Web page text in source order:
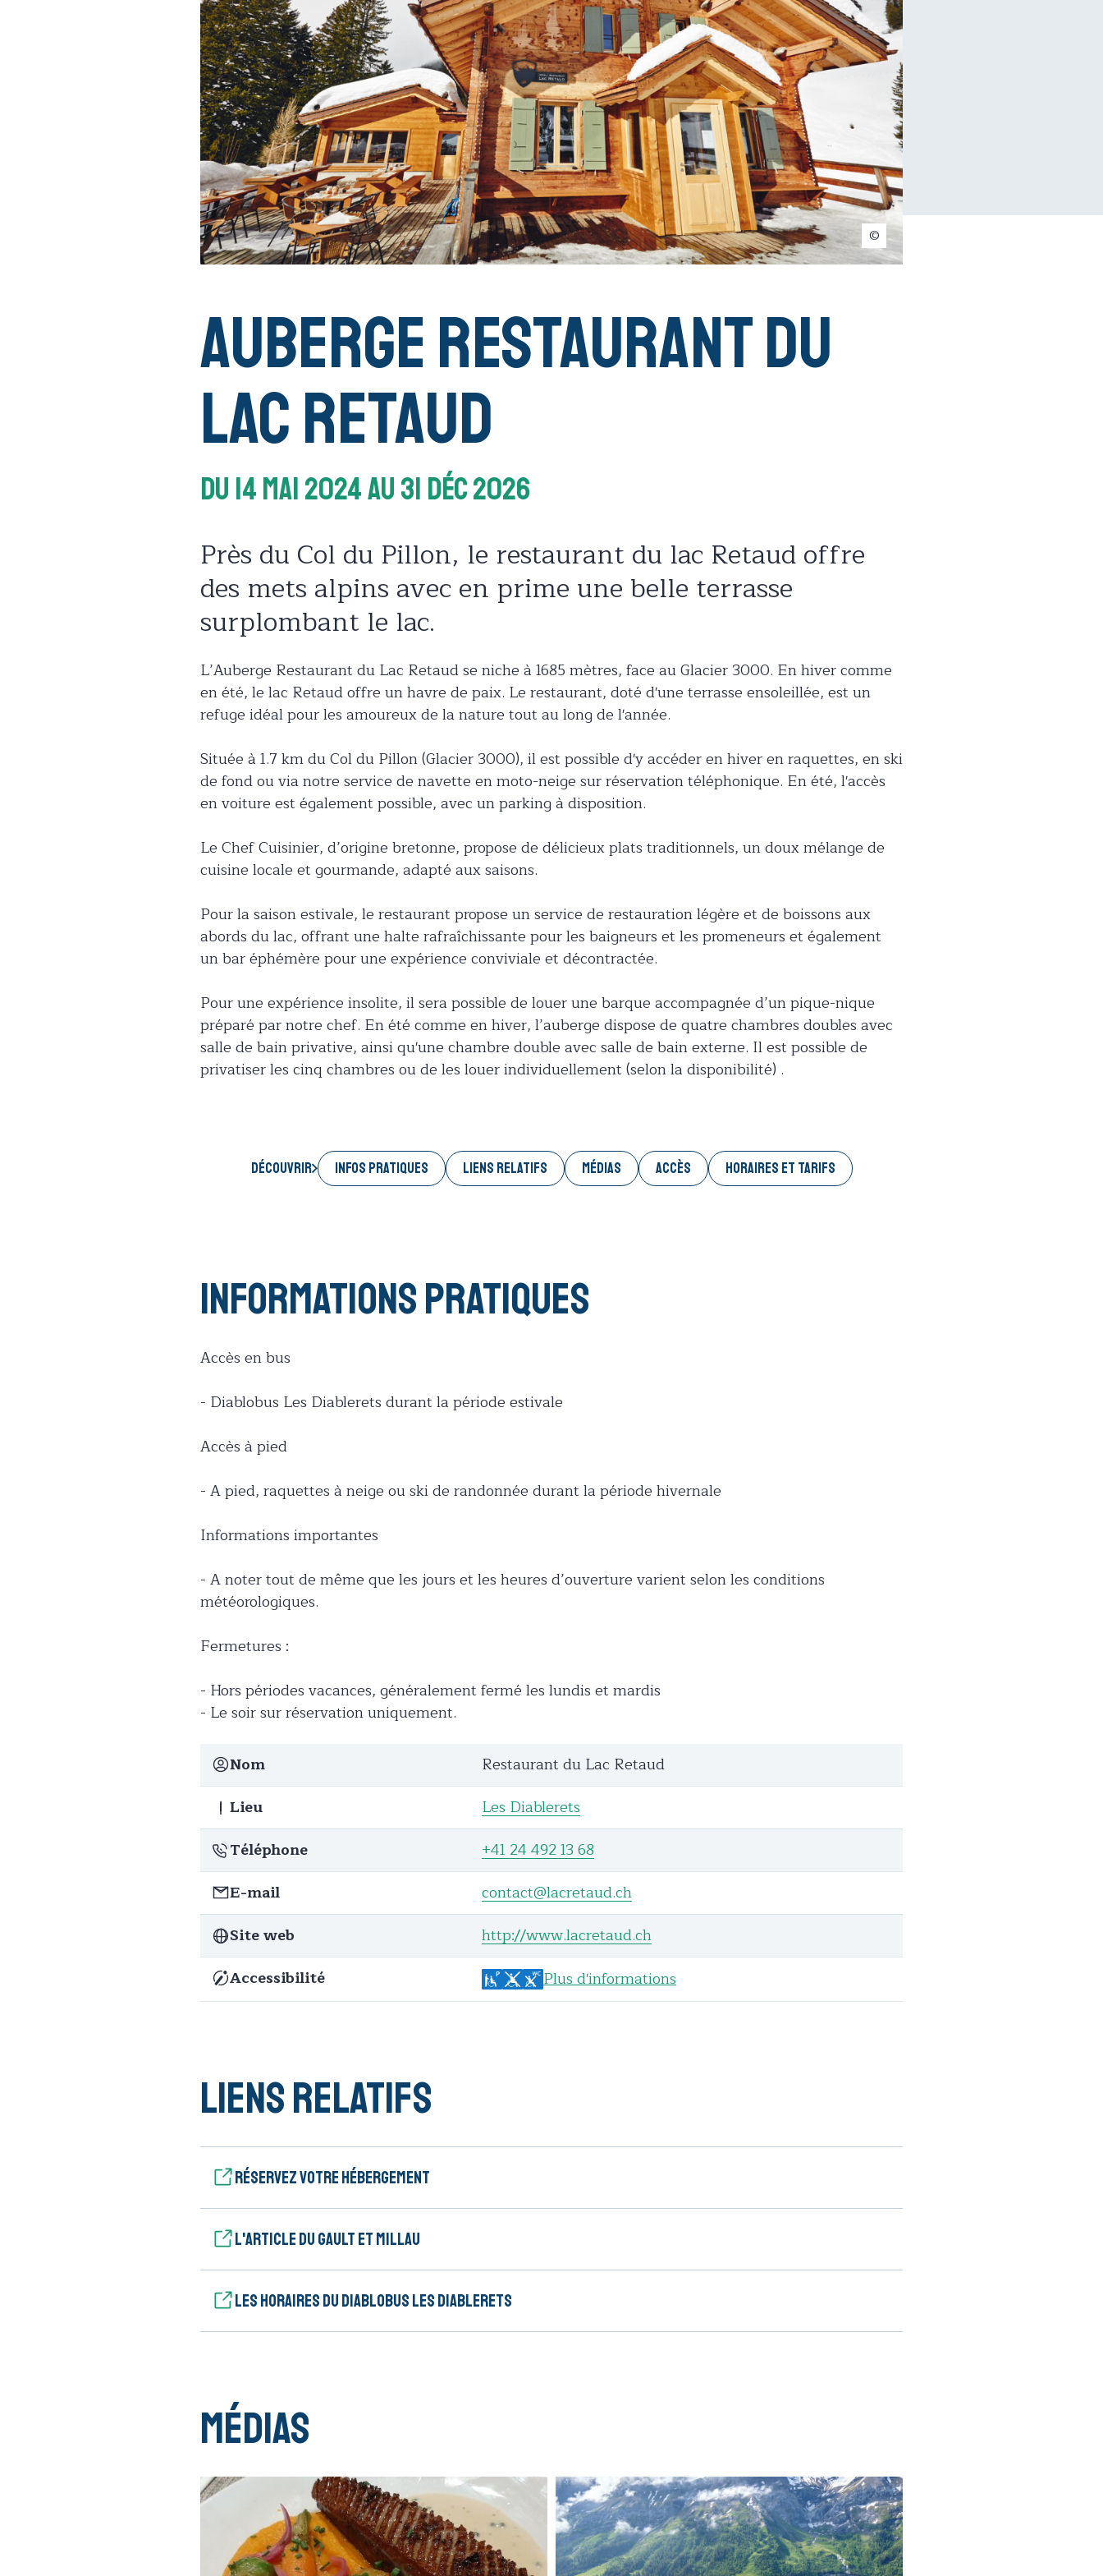
©MaxCoquard / Bestjobers
Auberge Restaurant du
Lac Retaud
Du 14 Mai 2024Au 31 Déc 2026
Près du Col du Pillon, le restaurant du lac Retaud offre
des mets alpins avec en prime une belle terrasse
surplombant le lac.
L’Auberge Restaurant du Lac Retaud se niche à 1685 mètres, face au Glacier 3000. En hiver comme
en été, le lac Retaud offre un havre de paix. Le restaurant, doté d'une terrasse ensoleillée, est un
refuge idéal pour les amoureux de la nature tout au long de l'année.
Située à 1.7 km du Col du Pillon (Glacier 3000), il est possible d'y accéder en hiver en raquettes, en ski
de fond ou via notre service de navette en moto-neige sur réservation téléphonique. En été, l'accès
en voiture est également possible, avec un parking à disposition.
Le Chef Cuisinier, d’origine bretonne, propose de délicieux plats traditionnels, un doux mélange de
cuisine locale et gourmande, adapté aux saisons.
Pour la saison estivale, le restaurant propose un service de restauration légère et de boissons aux
abords du lac, offrant une halte rafraîchissante pour les baigneurs et les promeneurs et également
un bar éphémère pour une expérience conviviale et décontractée.
Pour une expérience insolite, il sera possible de louer une barque accompagnée d’un pique-nique
préparé par notre chef. En été comme en hiver, l’auberge dispose de quatre chambres doubles avec
salle de bain privative, ainsi qu'une chambre double avec salle de bain externe. Il est possible de
privatiser les cinq chambres ou de les louer individuellement (selon la disponibilité) .
Découvrir INFOS PRATIQUES LIENS RELATIFS MÉDIAS ACCÈS HORAIRES ET TARIFS
Informations pratiques
Accès en bus
- Diablobus Les Diablerets durant la période estivale
Accès à pied
- A pied, raquettes à neige ou ski de randonnée durant la période hivernale
Informations importantes
- A noter tout de même que les jours et les heures d’ouverture varient selon les conditions
météorologiques.
Fermetures :
- Hors périodes vacances, généralement fermé les lundis et mardis
- Le soir sur réservation uniquement.
Nom
Restaurant du Lac Retaud
Lieu
Les Diablerets
Téléphone
+41 24 492 13 68
E-mail
contact@lacretaud.ch
Site web
http://www.lacretaud.ch
Accessibilité
Plus d'informations
Liens relatifs
Réservez votre hébergement
L'article du Gault et Millau
Les horaires du Diablobus Les Diablerets
Médias